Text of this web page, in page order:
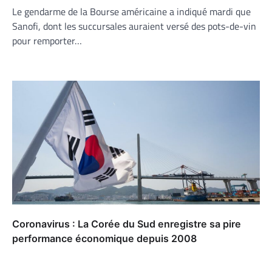
Le gendarme de la Bourse américaine a indiqué mardi que
Sanofi, dont les succursales auraient versé des pots-de-vin
pour remporter…
Coronavirus : La Corée du Sud enregistre sa pire
performance économique depuis 2008